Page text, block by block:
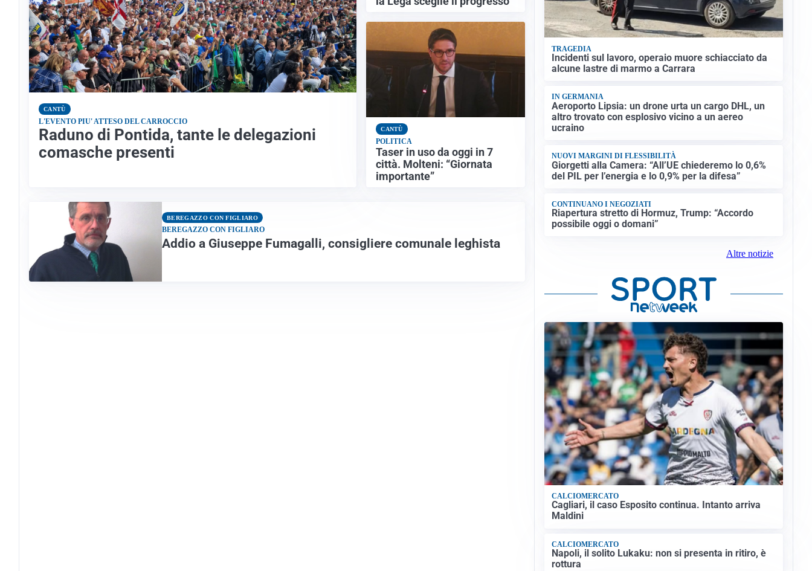
CANTÙ
L'EVENTO PIU' ATTESO DEL CARROCCIO
Raduno di Pontida, tante le delegazioni
comasche presenti
CANTÙ
POLITICA
Taser in uso da oggi in 7
città. Molteni: “Giornata
importante”
BEREGAZZO CON FIGLIARO
BEREGAZZO CON FIGLIARO
Addio a Giuseppe Fumagalli, consigliere comunale leghista
TRAGEDIA
Incidenti sul lavoro, operaio muore schiacciato da
alcune lastre di marmo a Carrara
IN GERMANIA
Aeroporto Lipsia: un drone urta un cargo DHL, un
altro trovato con esplosivo vicino a un aereo
ucraino
NUOVI MARGINI DI FLESSIBILITÀ
Giorgetti alla Camera: “All’UE chiederemo lo 0,6%
del PIL per l’energia e lo 0,9% per la difesa”
CONTINUANO I NEGOZIATI
Riapertura stretto di Hormuz, Trump: “Accordo
possibile oggi o domani”
Altre notizie
CALCIOMERCATO
Cagliari, il caso Esposito continua. Intanto arriva
Maldini
CALCIOMERCATO
Napoli, il solito Lukaku: non si presenta in ritiro, è
rottura